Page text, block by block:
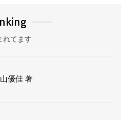
れてます
優佳 著